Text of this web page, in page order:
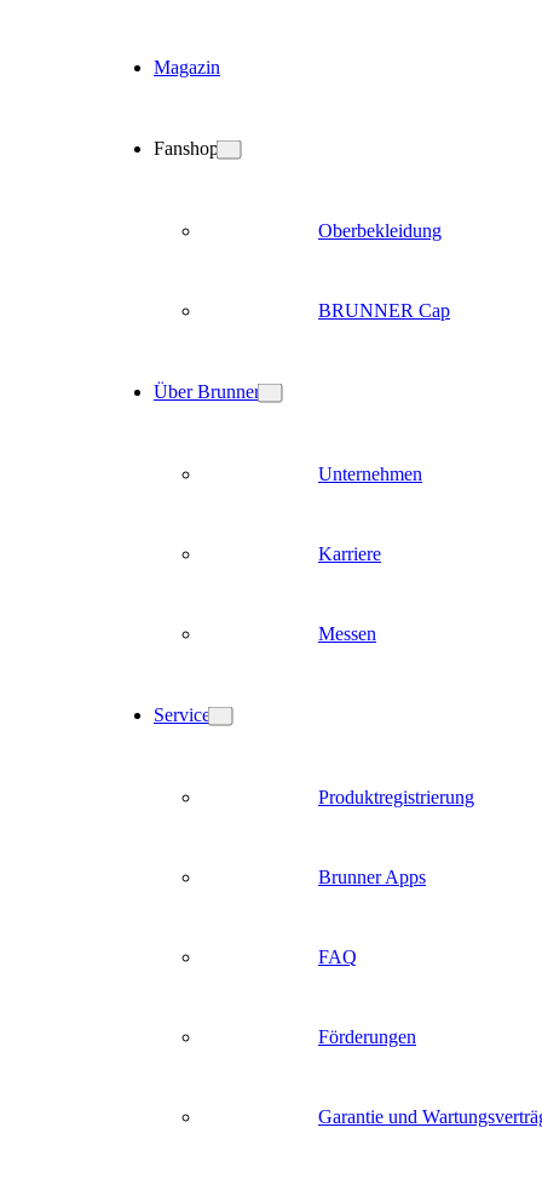
Magazin
Fanshop
Oberbekleidung
BRUNNER Cap
Über Brunner
Unternehmen
Karriere
Messen
Service
Produktregistrierung
Brunner Apps
FAQ
Förderungen
Garantie und